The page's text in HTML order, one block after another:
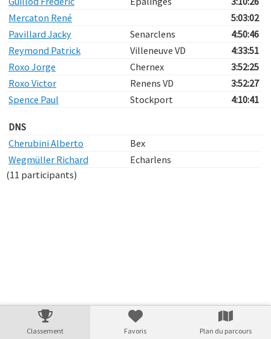
Mercaton René
5:03:02
Pavillard Jacky
Senarclens
4:50:46
Reymond Patrick
Villeneuve VD
4:33:51
Roxo Jorge
Chernex
3:52:25
Roxo Victor
Renens VD
3:52:27
Spence Paul
Stockport 4:10:41
DNS
Cherubini Alberto
Bex
Wegmüller Richard
Echarlens
(11 participants)
Classement Favoris Plan du parcours